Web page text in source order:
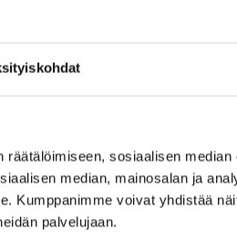
sosiaalisen
median, mainosalan ja
Kumppanimme voivat yhdistää
palvelujaan.
• Korkeus: 38 cm
• Erittäin siisti ja
Ajaton ja moderni